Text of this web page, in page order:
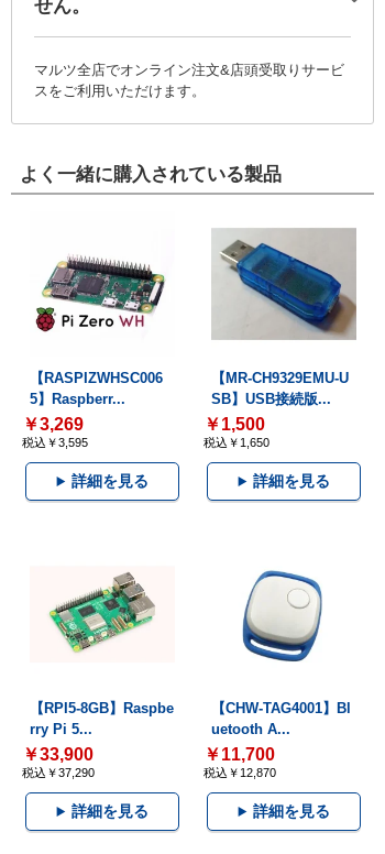
せん。
マルツ全店でオンライン注文&店頭受取りサービ
スをご利用いただけます。
よく一緒に購入されている製品
【RASPIZWHSC006
5】Raspberr...
￥3,269
税込￥3,595
詳細を見る
【MR-CH9329EMU-U
SB】USB接続版...
￥1,500
税込￥1,650
詳細を見る
【RPI5-8GB】Raspbe
rry Pi 5...
￥33,900
税込￥37,290
詳細を見る
【CHW-TAG4001】Bl
uetooth A...
￥11,700
税込￥12,870
詳細を見る